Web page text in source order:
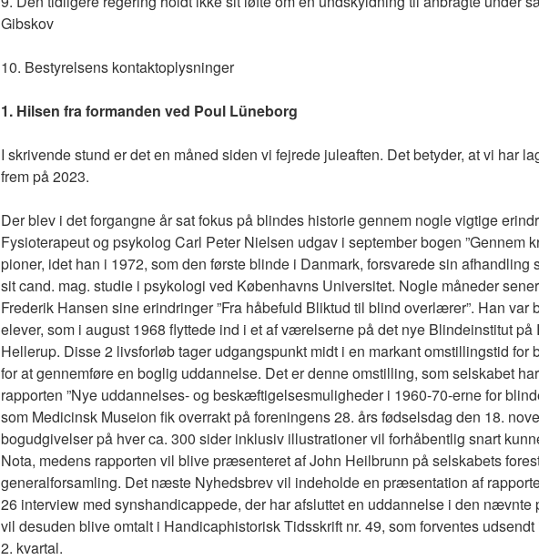
Gibskov
10. Bestyrelsens kontaktoplysninger
1. Hilsen fra formanden ved Poul Lüneborg
I skrivende stund er det en måned siden vi fejrede juleaften. Det betyder, at vi har
frem på 2023.
Der blev i det forgangne år sat fokus på blindes historie gennem nogle vigtige
Fysioterapeut og psykolog Carl Peter Nielsen udgav i september bogen ”Gennem
pioner, idet han i 1972, som den første blinde i Danmark, forsvarede sin afhandling
sit cand. mag. studie i psykologi ved Københavns Universitet. Nogle måneder
Frederik Hansen sine erindringer ”Fra håbefuld Bliktud til blind overlærer”. Han var
elever, som i august 1968 flyttede ind i et af værelserne på det nye Blindeinstitut på
Hellerup. Disse 2 livsforløb tager udgangspunkt midt i en markant omstillingstid for
for at gennemføre en boglig uddannelse. Det er denne omstilling, som selskabet
rapporten ”Nye uddannelses- og beskæftigelsesmuligheder i 1960-70-erne for
som Medicinsk Museion fik overrakt på foreningens 28. års fødselsdag den 18.
bogudgivelser på hver ca. 300 sider inklusiv illustrationer vil forhåbentlig snart
Nota, medens rapporten vil blive præsenteret af John Heilbrunn på selskabets
generalforsamling. Det næste Nyhedsbrev vil indeholde en præsentation af
26 interview med synshandicappede, der har afsluttet en uddannelse i den nævnte
vil desuden blive omtalt i Handicaphistorisk Tidsskrift nr. 49, som forventes
2. kvartal.